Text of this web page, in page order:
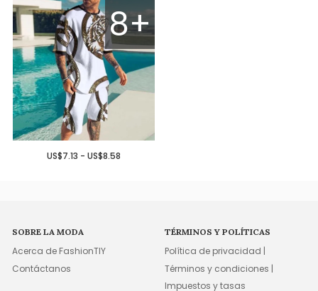
8+
US$7.13 - US$8.58
SOBRE LA MODA
Acerca de FashionTIY
Contáctanos
TÉRMINOS Y POLÍTICAS
Política de privacidad |
Términos y condiciones |
Impuestos y tasas